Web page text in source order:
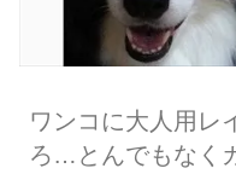
ワンコに大人用レ
ろ…とんでもなく